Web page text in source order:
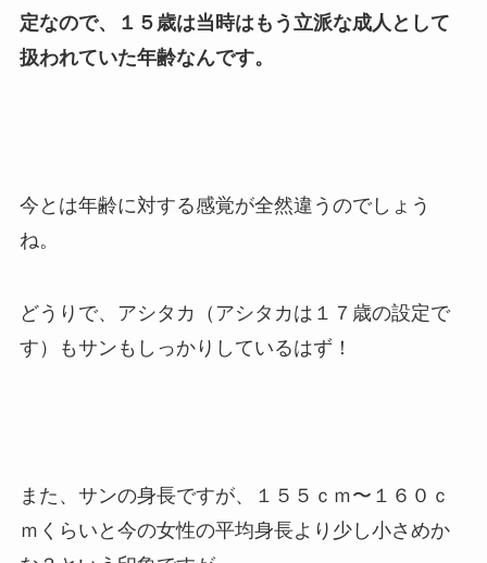
定なので、１５歳は当時はもう立派な成人として
扱われていた年齢なんです。
今とは年齢に対する感覚が全然違うのでしょう
ね。
どうりで、アシタカ（アシタカは１７歳の設定で
す）もサンもしっかりしているはず！
また、サンの身長ですが、１５５ｃｍ〜１６０ｃ
ｍくらいと今の女性の平均身長より少し小さめか